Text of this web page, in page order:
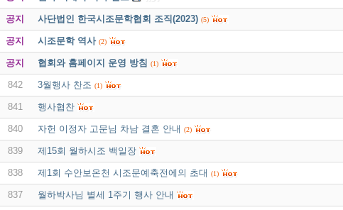
공지 사단법인 한국시조문학협회 조직(2023) (5)
공지 시조문학 역사 (2)
공지 협회와 홈페이지 운영 방침 (1)
842 3월행사 찬조 (1)
841 행사협찬
840 자헌 이정자 고문님 차남 결혼 안내 (2)
839 제15회 월하시조 백일장
838 제1회 수안보온천 시조문예축전에의 초대 (1)
837 월하박사님 별세 1주기 행사 안내